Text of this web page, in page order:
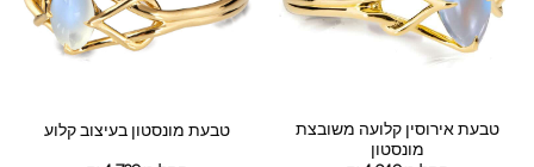
טבעת אירוסין קלועה משובצת
מונסטון
טבעת מונסטון בעיצוב קלוע